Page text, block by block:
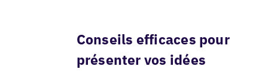
Conseils efficaces pour
présenter vos idées